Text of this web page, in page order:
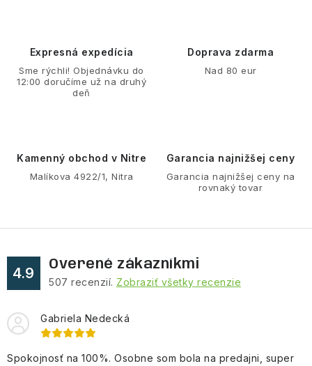
v
p
i
u
Expresná expedícia
Sme rýchli! Objednávku do
12:00 doručíme už na druhý
deň
Doprava zdarma
Nad 80 eur
Kamenný obchod v Nitre
Malíkova 4922/1, Nitra
Garancia najnižšej ceny
Garancia najnižšej ceny na
rovnaký tovar
4.9
Overené zákazníkmi
507 recenzií. Zobraziť všetky recenzie
Gabriela Nedecká
Spokojnosť na 100%. Osobne som bola na predajni, super